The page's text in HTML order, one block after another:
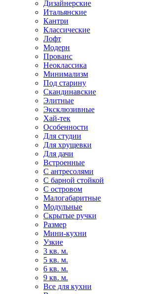
Дизайнерские
Итальянские
Кантри
Классические
Лофт
Модерн
Прованс
Неоклассика
Минимализм
Под старину
Скандинавские
Элитные
Эксклюзивные
Хай-тек
Особенности
Для студии
Для хрущевки
Для дачи
Встроенные
С антресолями
С барной стойкой
С островом
Малогабаритные
Модульные
Скрытые ручки
Размер
Мини-кухни
Узкие
3 кв. м.
5 кв. м.
6 кв. м.
9 кв. м.
Все для кухни